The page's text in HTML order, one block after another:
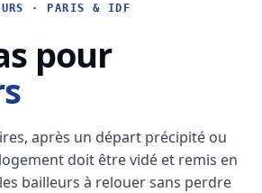
· PARIS & IDF
pour
après un départ précipité ou
doit être vidé et remis en
bailleurs à relouer sans perdre